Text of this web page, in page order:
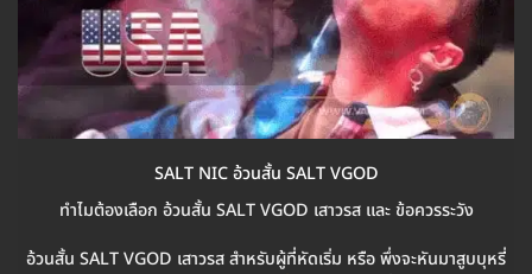
SALT NIC อ้วนสั้น SALT VGOD
ทำไมต้องเลือก อ้วนสั้น SALT VGOD เสาวรส และ ข้อควรระวัง
อ้วนสั้น SALT VGOD เสาวรส สำหรับผู้ที่หัดเริ่ม หรือ พึ่งจะหันมาสูบบุหรี่